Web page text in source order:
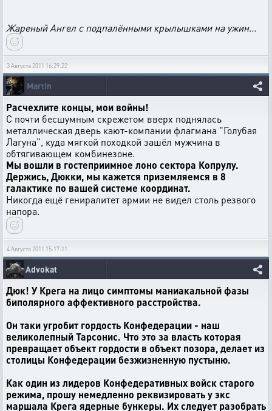
Жареный Ангел с подпалёнными крылышками на ужин...
3 Августа 2011 16:29:22
Martin
Расчехлите концы, мои войны!
С почти бесшумным скрежетом вверх поднялась
металлическая дверь кают-компании флагмана "Голубая
Лагуна", куда мягкой походкой зашёл мужчина в
обтягивающем комбинезоне.
Мы вошли в гостеприимное лоно сектора Копрулу.
Держись, Дюкки, мы кажется приземляемся в 8
галактике по вашей системе координат.
Никогда ещё гениралитет армии не видел столь резвого
напора.
4 Августа 2011 15:17:11
Advokat
Дюк! У Крега на лицо симптомы маниакальной фазы
биполярного аффективного расстройства.
Он таки угробит гордость Конфедерации - наш
великолепный Тарсонис. Что это за власть которая
превращает объект гордости в объект позора, делает из
столицы Конфедерации безжизненную пустыню.
Как один из лидеров Конфедеративных войск старого
режима, прошу немедленно реквизировать у экс
маршала Крега ядерные бункеры. Их следует разобрать